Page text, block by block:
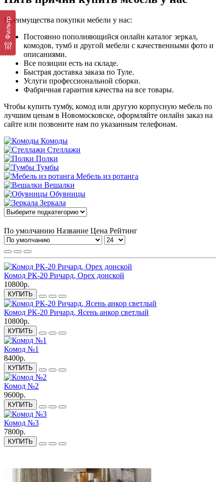
Фильтр
Преимущества покупки мебели у нас:
Постоянно пополняющийся онлайн каталог зеркал,
комодов, тумб и другой мебели с качественными фото и
описаниями.
Все позиции есть на складе.
Быстрая доставка заказа по Туле.
Услуги профессиональной сборки.
Фабричная гарантия качества на все товары.
Чтобы купить тумбу, комод или другую корпусную мебель по
лучшим ценам в Новомосковске, оформляйте онлайн заказ на
сайте или позвоните нам по указанным телефонам.
Комоды
Стеллажи
Полки
Тумбы
Мебель из ротанга
Вешалки
Обувницы
Зеркала
По умолчанию Название Цена Рейтинг
Комод РК-20 Ричард, Орех донской
10800р.
КУПИТЬ
Комод РК-20 Ричард, Ясень анкор светлый
10800р.
КУПИТЬ
Комод №1
8400р.
КУПИТЬ
Комод №2
9600р.
КУПИТЬ
Комод №3
7800р.
КУПИТЬ